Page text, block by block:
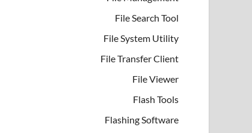
File Search Tool
File System Utility
File Transfer Client
File Viewer
Flash Tools
Flashing Software